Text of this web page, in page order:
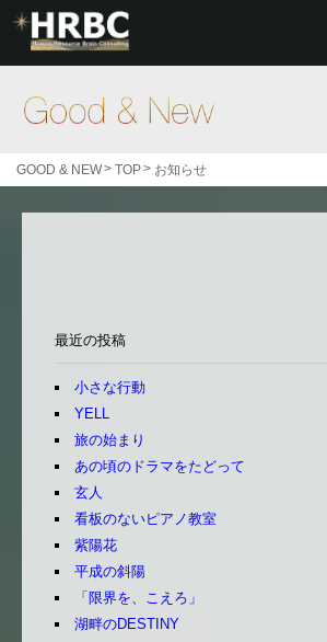
GOOD & NEW> TOP> お知らせ
最近の投稿
小さな行動
YELL
旅の始まり
あの頃のドラマをたどって
玄人
看板のないピアノ教室
紫陽花
平成の斜陽
「限界を、こえろ」
湖畔のDESTINY